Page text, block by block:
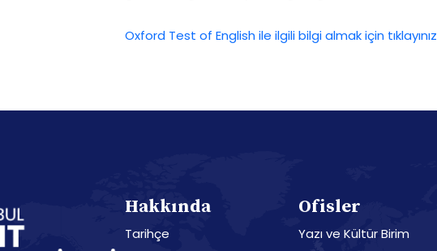
Oxford Test of English ile ilgili bilgi almak için tıklayınız
Hakkında
Tarihçe
Ofisler
Yazı ve Kültür Birim